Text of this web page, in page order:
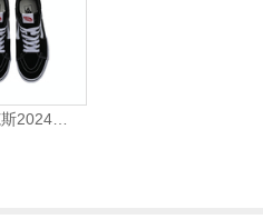
VANS范斯2024中性SK8-HiCL帆布鞋/硫化鞋VN000D5IB8C